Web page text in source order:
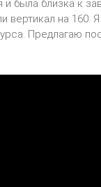
была близка к
вертикал на
Предлагаю